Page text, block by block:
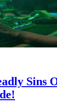
Sins